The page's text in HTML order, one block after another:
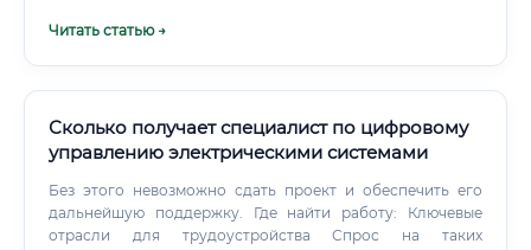
грамотного электроснабжения и механизации.
Читать статью →
Сколько получает специалист по цифровому
управлению электрическими системами
Без этого невозможно сдать проект и обеспечить его
дальнейшую поддержку. Где найти работу: Ключевые
отрасли для трудоустройства Спрос на таких